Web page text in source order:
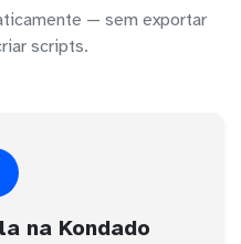
— sem exportar
scripts.
na Kondado